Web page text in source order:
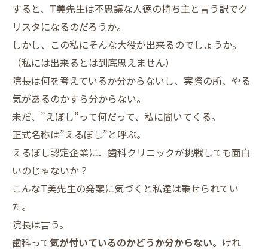
すると、T美先生は不思議な人徳の持ち主と言う訳でク
リスタになるのだろうか。
しかし、この私にそんな大役が出来るのでしょうか。
（私には出来るとは到底思えません）
院長は何を考えているか分からないし、実際の所、やる
気があるのかすら分からない。
未だ、”えぼし”って何だって、私に聞いてくる。
正式名称は”えるぼし”と呼ぶ。
えるぼし認定企業に、歯科クリニックが挑戦しても面白
いのじゃないか？
こんなT美先生の発案に気づくと私達は乗せられてい
た。
院長は言う。
歯科って気が付いているのかどうか分からない。 けれ